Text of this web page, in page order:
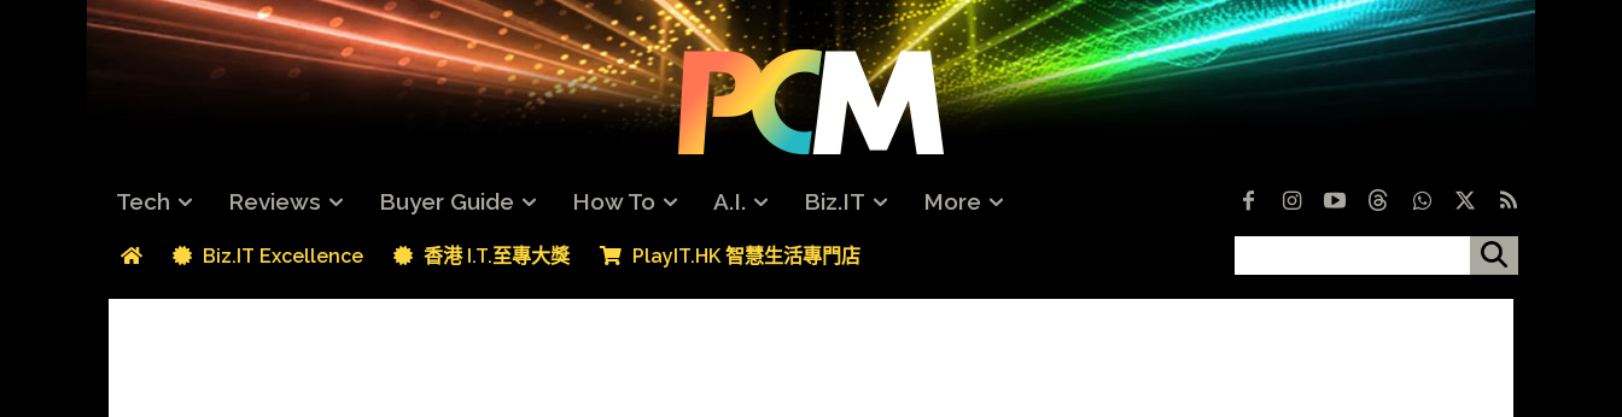
Tech Reviews Buyer Guide How To A.I. Biz.IT More
Biz.IT Excellence 香港 I.T.至專大獎 PlayIT.HK 智慧生活專門店